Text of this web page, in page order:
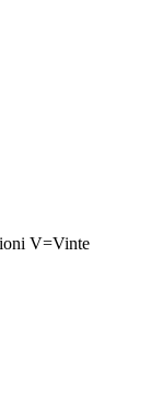
V=Vinte